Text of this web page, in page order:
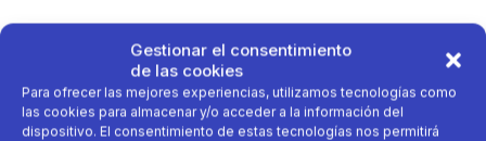
Gestionar el consentimiento
de las cookies
Para ofrecer las mejores experiencias, utilizamos tecnologías como
las cookies para almacenar y/o acceder a la información del
dispositivo. El consentimiento de estas tecnologías nos permitirá